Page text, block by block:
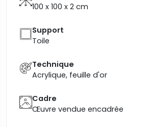
100 x 100 x 2 cm
Support
Toile
Technique
Acrylique, feuille d'or
Cadre
Œuvre vendue encadrée